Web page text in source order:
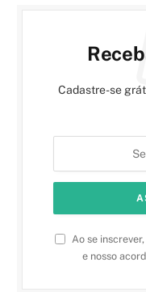
Cadastre-se
Ao se
e nosso